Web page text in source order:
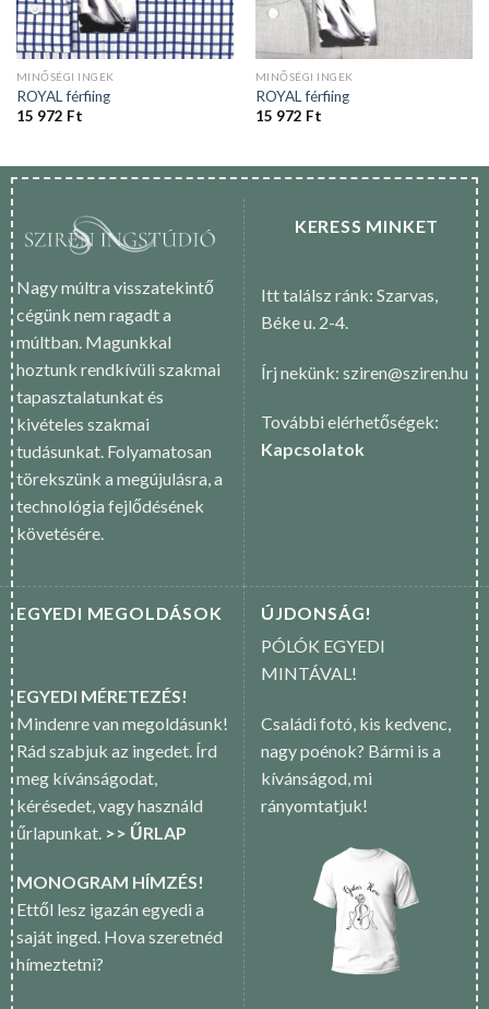
MINŐSÉGI INGEK
ROYAL férfiing
15 972 Ft
MINŐSÉGI INGEK
ROYAL férfiing
15 972 Ft
Nagy múltra visszatekintő
cégünk nem ragadt a
múltban. Magunkkal
hoztunk rendkívüli szakmai
tapasztalatunkat és
kivételes szakmai
tudásunkat. Folyamatosan
törekszünk a megújulásra, a
technológia fejlődésének
követésére.
KERESS MINKET
Itt találsz ránk: Szarvas,
Béke u. 2-4.
Írj nekünk: sziren@sziren.hu
További elérhetőségek:
Kapcsolatok
EGYEDI MEGOLDÁSOK
EGYEDI MÉRETEZÉS!
Mindenre van megoldásunk!
Rád szabjuk az ingedet. Írd
meg kívánságodat,
kérésedet, vagy használd
űrlapunkat. >> ŰRLAP
MONOGRAM HÍMZÉS!
Ettől lesz igazán egyedi a
saját inged. Hova szeretnéd
hímeztetni?
ÚJDONSÁG!
PÓLÓK EGYEDI
MINTÁVAL!
Családi fotó, kis kedvenc,
nagy poénok? Bármi is a
kívánságod, mi
rányomtatjuk!